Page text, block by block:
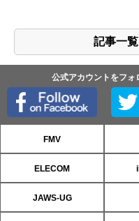
記事一
公式アカウントをフォ
FMV
ELECOM
JAWS-UG